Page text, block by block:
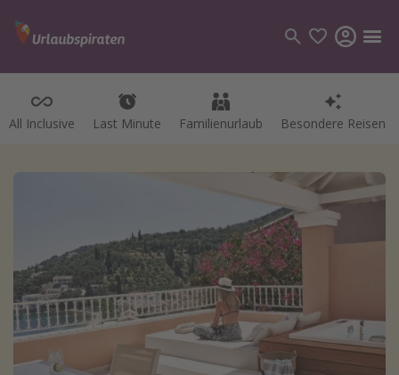
All Inclusive Last Minute Familienurlaub Besondere Reisen
Kategorien
Kreuzfahrten
Reiseziele
Alle Reiseziele
Bodensee Urlaub